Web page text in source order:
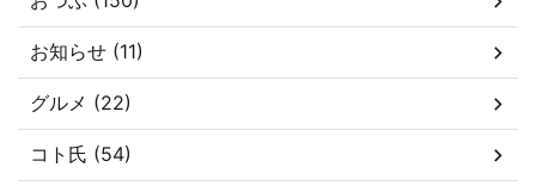
お知らせ (11)
グルメ (22)
コト氏 (54)